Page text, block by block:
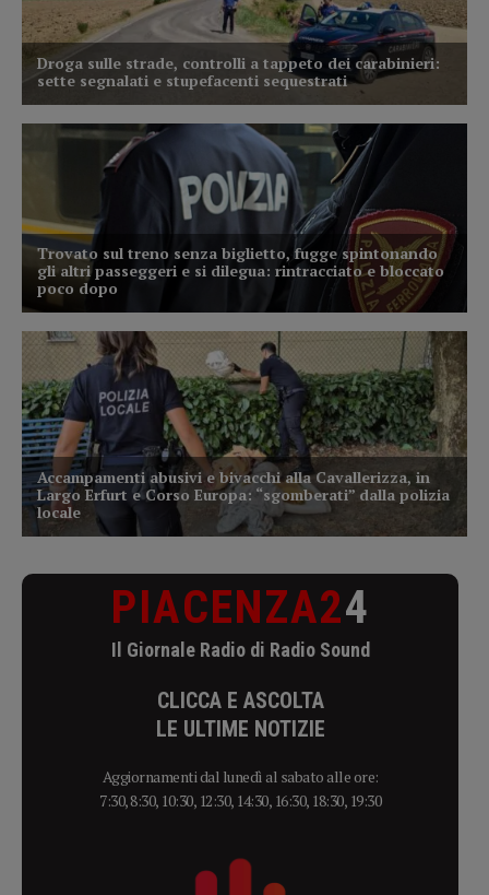
PIACENZA24
Il Giornale Radio di Radio Sound
CLICCA E ASCOLTA
LE ULTIME NOTIZIE
Aggiornamenti dal lunedì al sabato alle ore:
7:30, 8:30, 10:30, 12:30, 14:30, 16:30, 18:30, 19:30